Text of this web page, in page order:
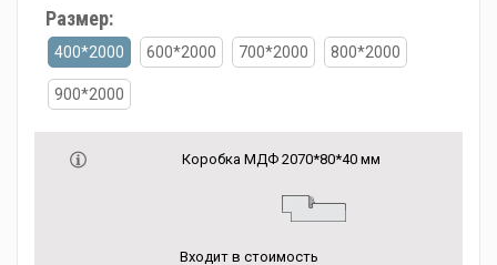
Размер:
400*2000 600*2000 700*2000 800*2000
900*2000
Коробка МДФ 2070*80*40 мм
Входит в стоимость